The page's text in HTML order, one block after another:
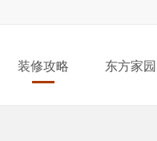
装修攻略 东方家园